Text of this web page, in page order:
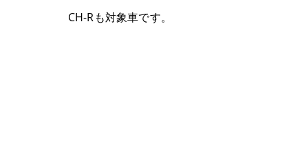
CH-Rも対象車です。